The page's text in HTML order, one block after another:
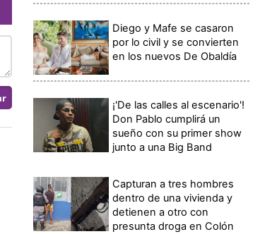
Diego y Mafe se casaron
por lo civil y se convierten
en los nuevos De Obaldía
¡'De las calles al escenario'!
Don Pablo cumplirá un
sueño con su primer show
junto a una Big Band
Capturan a tres hombres
dentro de una vivienda y
detienen a otro con
presunta droga en Colón